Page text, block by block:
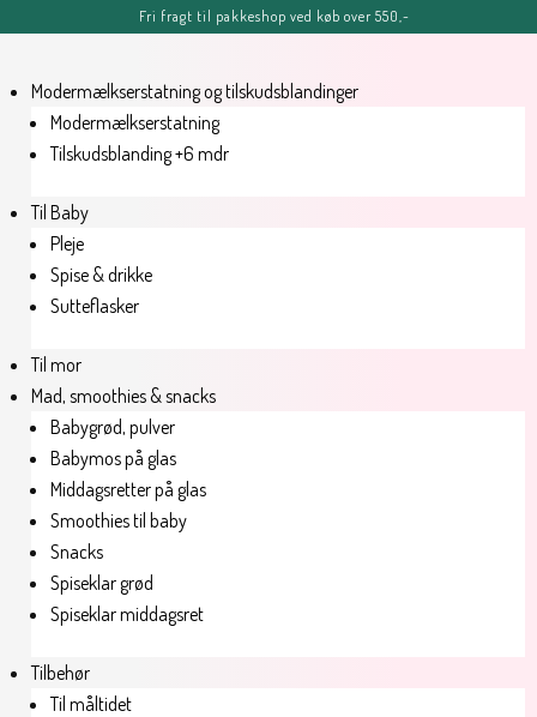
Fri fragt til pakkeshop ved køb over 550,-
Modermælkserstatning og tilskudsblandinger
Modermælkserstatning
Tilskudsblanding +6 mdr
Til Baby
Pleje
Spise & drikke
Sutteflasker
Til mor
Mad, smoothies & snacks
Babygrød, pulver
Babymos på glas
Middagsretter på glas
Smoothies til baby
Snacks
Spiseklar grød
Spiseklar middagsret
Tilbehør
Til måltidet
FERIE-MELDING
Sommerhilsner Sandra